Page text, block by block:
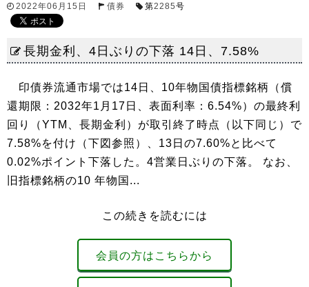
2022年06月15日 債券 第2285号
長期金利、4日ぶりの下落 14日、7.58%
印債券流通市場では14日、10年物国債指標銘柄（償
還期限：2032年1月17日、表面利率：6.54%）の最終利
回り（YTM、長期金利）が取引終了時点（以下同じ）で
7.58%を付け（下図参照）、13日の7.60%と比べて
0.02%ポイント下落した。4営業日ぶりの下落。 なお、
旧指標銘柄の10 年物国...
この続きを読むには
会員の方はこちらから